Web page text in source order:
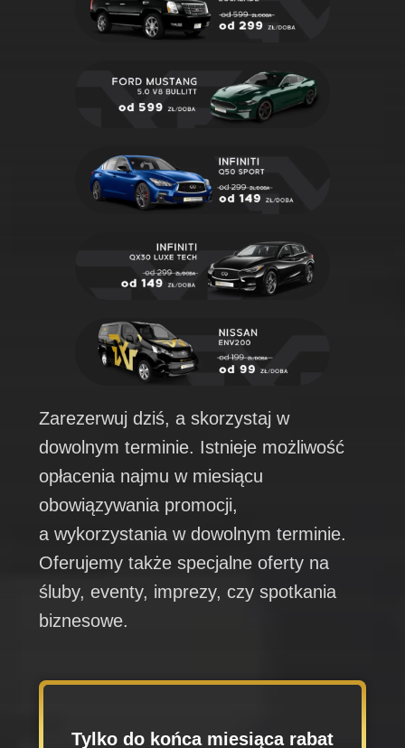
Zarezerwuj dziś, a skorzystaj w
dowolnym terminie. Istnieje możliwość
opłacenia najmu w miesiącu
obowiązywania promocji,
a wykorzystania w dowolnym terminie.
Oferujemy także specjalne oferty na
śluby, eventy, imprezy, czy spotkania
biznesowe.
Tylko do końca miesiąca rabat